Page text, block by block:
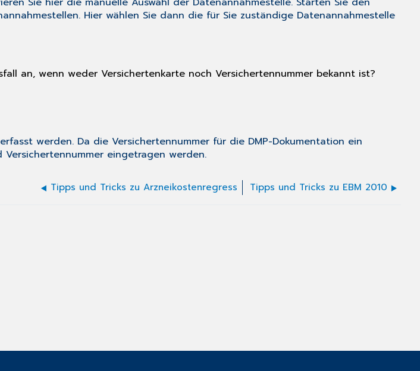
Hier wählen Sie dann die für Sie zuständige Datenannahmestelle
an, wenn weder Versichertenkarte noch Versichertennummer bekannt ist?
werden. Da die Versichertennummer für die DMP-Dokumentation ein
Versichertennummer eingetragen werden.
Tipps und Tricks zu Arzneikostenregress Tipps und Tricks zu EBM 2010